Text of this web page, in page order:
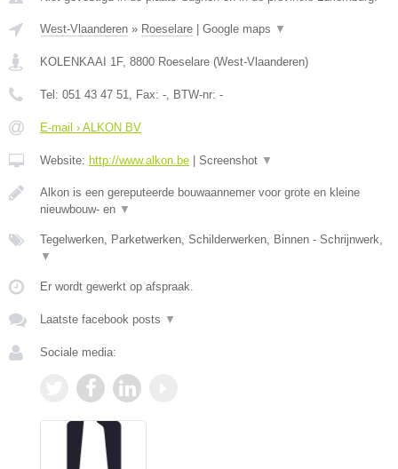
West-Vlaanderen » Roeselare Google maps ▼
KOLENKAAI 1F, 8800 Roeselare (West-Vlaanderen)
Tel: 051 43 47 51, Fax: -, BTW-nr: -
E-mail › ALKON BV
Website: http://www.alkon.be Screenshot ▼
Alkon is een gereputeerde bouwaannemer voor grote en kleine
nieuwbouw- en ▼
Tegelwerken, Parketwerken, Schilderwerken, Binnen - Schrijnwerk,
▼
Er wordt gewerkt op afspraak.
Laatste facebook posts ▼
Sociale media: